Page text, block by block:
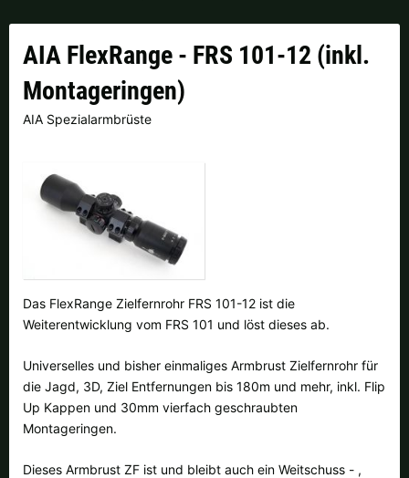
AIA FlexRange - FRS 101-12 (inkl.
Montageringen)
AIA Spezialarmbrüste
Das FlexRange Zielfernrohr FRS 101-12 ist die
Weiterentwicklung vom FRS 101 und löst dieses ab.
Universelles und bisher einmaliges Armbrust Zielfernrohr für
die Jagd, 3D, Ziel Entfernungen bis 180m und mehr, inkl. Flip
Up Kappen und 30mm vierfach geschraubten
Montageringen.
Dieses Armbrust ZF ist und bleibt auch ein Weitschuss - ,
Finnland |€ Frankreich | €
Italien |€
Niederlande |
Portugal |€
Slowenien |€ Spanien |
weitere Länder, siehe unten
Alle verfügbaren Versandregionen: